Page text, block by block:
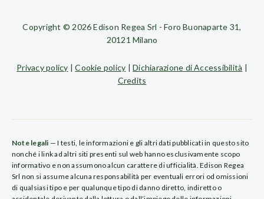
Copyright © 2026 Edison Regea Srl - Foro Buonaparte 31,
20121 Milano
Privacy policy |Cookie policy |Dichiarazione di Accessibilità |
Credits
Note legali — I testi, le informazioni e gli altri dati pubblicati in questo sito
nonché i link ad altri siti presenti sul web hanno esclusivamente scopo
informativo e non assumono alcun carattere di ufficialità. Edison Regea
Srl non si assume alcuna responsabilità per eventuali errori od omissioni
di qualsiasi tipo e per qualunque tipo di danno diretto, indiretto o